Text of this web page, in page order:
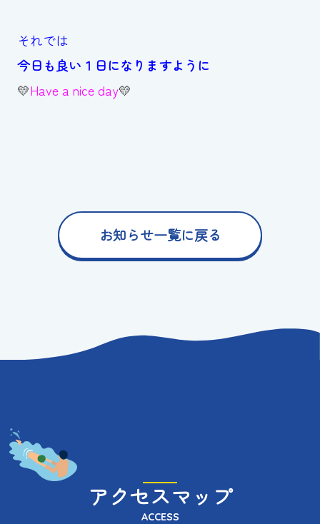
それでは
今日も良い１日になりますように
💛Have a nice day💛
お知らせ一覧に戻る
アクセスマップ
ACCESS